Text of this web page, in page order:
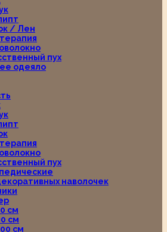
/ Лен
пух
одеяло
пух
наволочек
см
см
см